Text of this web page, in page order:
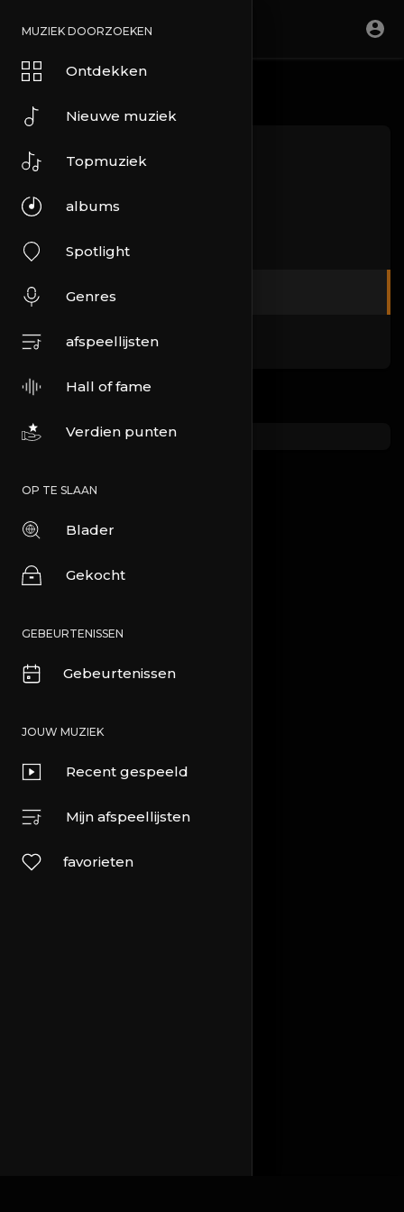
MUZIEK DOORZOEKEN
Ontdekken
Nieuwe muziek
Topmuziek
albums
Spotlight
Genres
afspeellijsten
Hall of fame
Verdien punten
OP TE SLAAN
Blader
Gekocht
GEBEURTENISSEN
Gebeurtenissen
JOUW MUZIEK
Recent gespeeld
Mijn afspeellijsten
favorieten
Over ons
Voorwaarden
Privacybeleid
DMCA
Veelgestelde vragen